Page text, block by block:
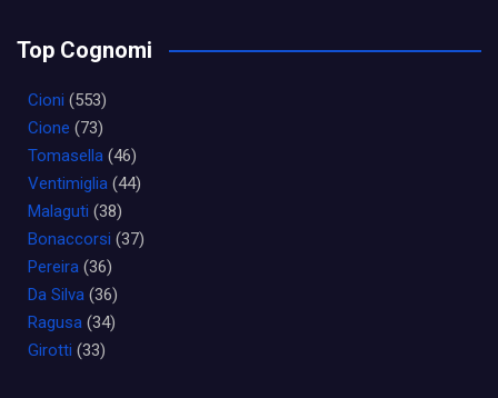
Top Cognomi
Cioni (553)
Cione (73)
Tomasella (46)
Ventimiglia (44)
Malaguti (38)
Bonaccorsi (37)
Pereira (36)
Da Silva (36)
Ragusa (34)
Girotti (33)